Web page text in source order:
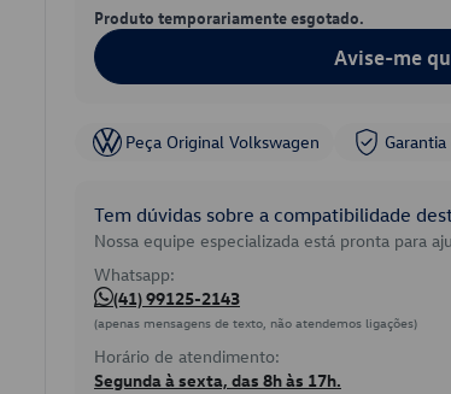
Produto temporariamente esgotado.
Avise-me
Peça Original Volkswagen
Tem dúvidas sobre a compatibilidade
Nossa equipe especializada está pronta para
Whatsapp:
(41) 99125-2143
(apenas mensagens de texto, não atendemos ligações)
Horário de atendimento:
Segunda à sexta, das 8h às 17h.